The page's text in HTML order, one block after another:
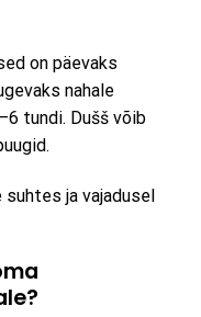
on päevaks
nahale
tundi. Dušš võib
ja vajadusel